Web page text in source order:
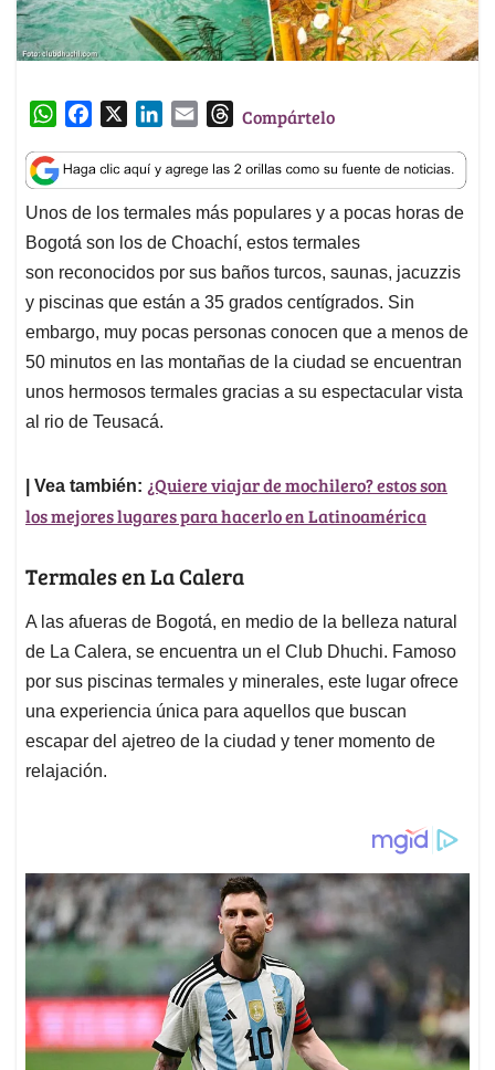
W
a
t
s
A
p
p
c
e
b
o
o
k
n
k
e
d
I
n
a
i
l
T
r
e
a
d
s
Compártelo
Unos de los termales más populares y a pocas horas de
Bogotá son los de Choachí, estos termales
son reconocidos por sus baños turcos, saunas, jacuzzis
y piscinas que están a 35 grados centígrados. Sin
embargo, muy pocas personas conocen que a menos de
50 minutos en las montañas de la ciudad se encuentran
unos hermosos termales gracias a su espectacular vista
al rio de Teusacá.
| Vea también: ¿Quiere viajar de mochilero? estos son
los mejores lugares para hacerlo en Latinoamérica
Termales en La Calera
A las afueras de Bogotá, en medio de la belleza natural
de La Calera, se encuentra un el Club Dhuchi. Famoso
por sus piscinas termales y minerales, este lugar ofrece
una experiencia única para aquellos que buscan
escapar del ajetreo de la ciudad y tener momento de
relajación.